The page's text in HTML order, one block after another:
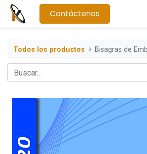
Contáctenos
Todos los productos Bisagras de